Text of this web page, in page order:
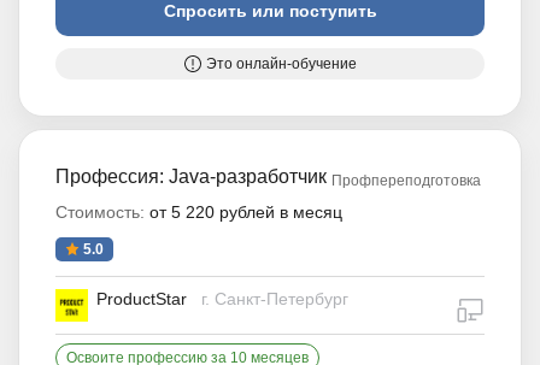
Спросить или поступить
Это онлайн-обучение
Профессия: Java-разработчик Профпереподготовка
Стоимость: от 5 220 рублей в месяц
5.0
ProductStar г. Санкт-Петербург
Освоите профессию за 10 месяцев